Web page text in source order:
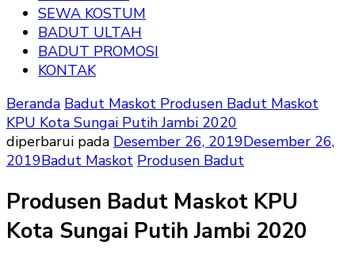
SEWA KOSTUM
BADUT ULTAH
BADUT PROMOSI
KONTAK
Beranda Badut Maskot Produsen Badut Maskot
KPU Kota Sungai Putih Jambi 2020
diperbarui pada Desember 26, 2019Desember 26,
2019Badut Maskot Produsen Badut
Produsen Badut Maskot KPU
Kota Sungai Putih Jambi 2020